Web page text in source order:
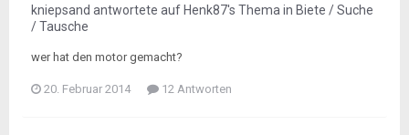
kniepsand antwortete auf Henk87's Thema in Biete / Suche
/ Tausche
wer hat den motor gemacht?
20. Februar 2014 12 Antworten